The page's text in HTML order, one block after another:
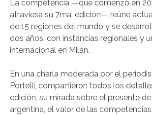
La competencia —que comenzó en
atraviesa su 7ma. edición— reúne
de 15 regiones del mundo y se
dos años, con instancias regionales y
internacional en Milán.
En una charla moderada por el
Portelli, compartieron todos los
edición, su mirada sobre el presente
argentina, el valor de las